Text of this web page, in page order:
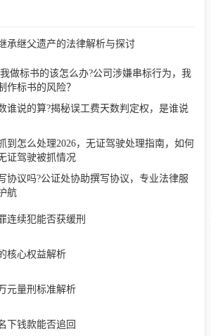
承继父遗产的法律解析与探讨
做标书的该怎么办?公司涉嫌串标行为，我
作标书的风险？
谁说的算?揭秘误工费天数判定权，是谁说
到怎么处理2026，无证驾驶处理指南，如何
证驾驶被抓情况
协议吗?公证处协助撰写协议，专业法律服
航
连续犯能否获缓刑
核心权益解析
元量刑标准解析
下钱款能否追回